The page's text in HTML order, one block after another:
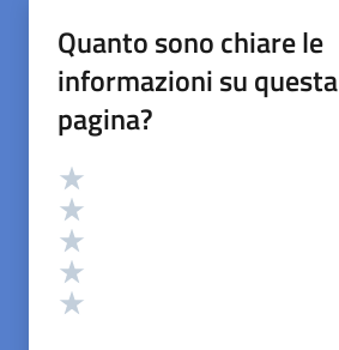
Quanto sono chiare le
informazioni su questa
pagina?
Valutazione